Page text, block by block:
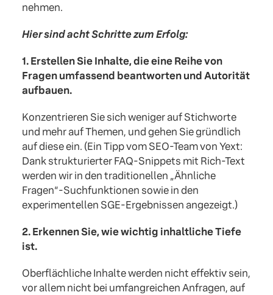
nehmen.
Hier sind acht Schritte zum Erfolg:
1. Erstellen Sie Inhalte, die eine Reihe von
Fragen umfassend beantworten und Autorität
aufbauen.
Konzentrieren Sie sich weniger auf Stichworte
und mehr auf Themen, und gehen Sie gründlich
auf diese ein. (Ein Tipp vom SEO-Team von Yext:
Dank strukturierter FAQ-Snippets mit Rich-Text
werden wir in den traditionellen „Ähnliche
Fragen“-Suchfunktionen sowie in den
experimentellen SGE-Ergebnissen angezeigt.)
2. Erkennen Sie, wie wichtig inhaltliche Tiefe
ist.
Oberflächliche Inhalte werden nicht effektiv sein,
vor allem nicht bei umfangreichen Anfragen, auf